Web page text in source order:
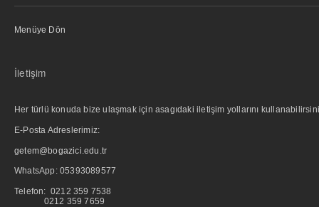
Menüye Dön
İletişim
Her türlü konuda bize ulaşmak için asagıdaki iletişim yollarını
E-Posta Adreslerimiz:
getem@bogazici.edu.tr
WhatsApp: 05393089577
Telefon: 0212 359 7538
0212 359 7659